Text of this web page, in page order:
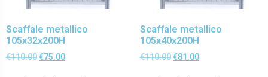
Scaffale metallico
105x32x200H
€110.00 €75.00
Scaffale metallico
105x40x200H
€110.00 €81.00